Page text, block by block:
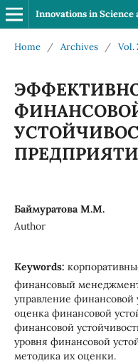
Innovations in Science
Home / Archives / Vol.
Баймуратова М.М.
Author
Keywords:
финансовый
управление финансовой
оценка финансовой
финансовой
уровня финансовой
методика их оценки.